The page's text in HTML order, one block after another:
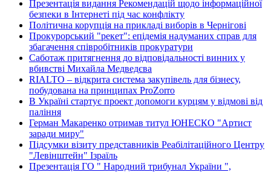
Презентація видання Рекомендацій щодо інформаційної
безпеки в Інтернеті під час конфлікту
Політична корупція на прикладі виборів в Чернігові
Прокурорський "рекет": епідемія надуманих справ для
збагачення співробітників прокуратури
Саботаж притягнення до відповідальності винних у
вбивстві Михайла Медведєва
RIALTO – відкрита система закупівель для бізнесу,
побудована на принципах ProZorro
В Україні стартує проект допомоги курцям у відмові від
паління
Герман Макаренко отримав титул ЮНЕСКО "Артист
заради миру"
Підсумки візиту представників Реабілітаційного Центру
"Левінштейн" Ізраїль
Презентація ГО " Народний трибунал України ",